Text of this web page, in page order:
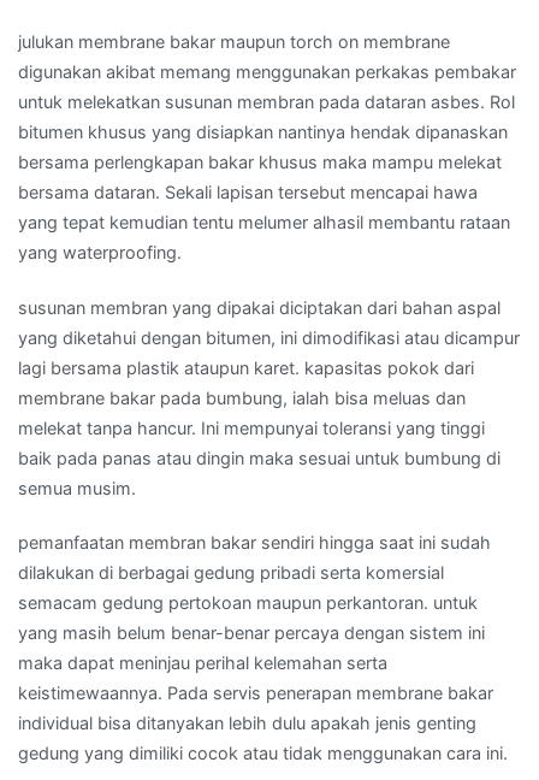
julukan membrane bakar maupun torch on membrane
digunakan akibat memang menggunakan perkakas pembakar
untuk melekatkan susunan membran pada dataran asbes. Rol
bitumen khusus yang disiapkan nantinya hendak dipanaskan
bersama perlengkapan bakar khusus maka mampu melekat
bersama dataran. Sekali lapisan tersebut mencapai hawa
yang tepat kemudian tentu melumer alhasil membantu rataan
yang waterproofing.
susunan membran yang dipakai diciptakan dari bahan aspal
yang diketahui dengan bitumen, ini dimodifikasi atau dicampur
lagi bersama plastik ataupun karet. kapasitas pokok dari
membrane bakar pada bumbung, ialah bisa meluas dan
melekat tanpa hancur. Ini mempunyai toleransi yang tinggi
baik pada panas atau dingin maka sesuai untuk bumbung di
semua musim.
pemanfaatan membran bakar sendiri hingga saat ini sudah
dilakukan di berbagai gedung pribadi serta komersial
semacam gedung pertokoan maupun perkantoran. untuk
yang masih belum benar-benar percaya dengan sistem ini
maka dapat meninjau perihal kelemahan serta
keistimewaannya. Pada servis penerapan membrane bakar
individual bisa ditanyakan lebih dulu apakah jenis genting
gedung yang dimiliki cocok atau tidak menggunakan cara ini.